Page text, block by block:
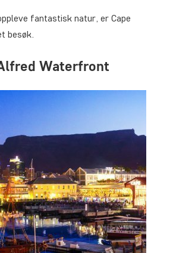
fantastisk natur, er Cape
besøk.
Waterfront